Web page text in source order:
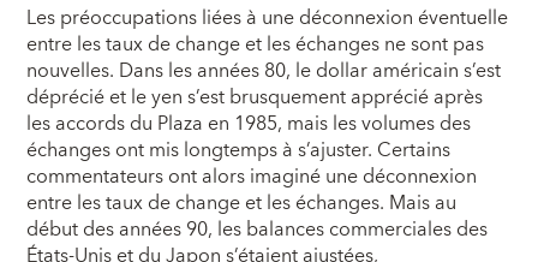
Les préoccupations liées à une déconnexion éventuelle
entre les taux de change et les échanges ne sont pas
nouvelles. Dans les années 80, le dollar américain s’est
déprécié et le yen s’est brusquement apprécié après
les accords du Plaza en 1985, mais les volumes des
échanges ont mis longtemps à s’ajuster. Certains
commentateurs ont alors imaginé une déconnexion
entre les taux de change et les échanges. Mais au
début des années 90, les balances commerciales des